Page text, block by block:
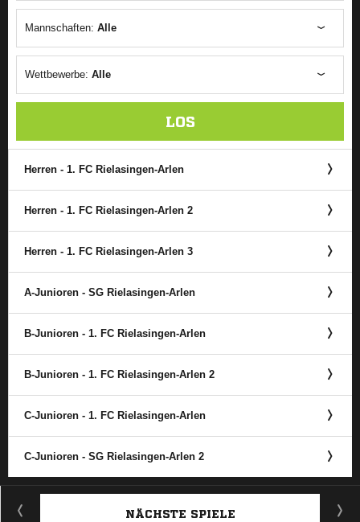
Mannschaften: Alle
Wettbewerbe: Alle
LOS
Herren - 1. FC Rielasingen-Arlen
Herren - 1. FC Rielasingen-Arlen 2
Herren - 1. FC Rielasingen-Arlen 3
A-Junioren - SG Rielasingen-Arlen
B-Junioren - 1. FC Rielasingen-Arlen
B-Junioren - 1. FC Rielasingen-Arlen 2
C-Junioren - 1. FC Rielasingen-Arlen
C-Junioren - SG Rielasingen-Arlen 2
ANZEIGE
NÄCHSTE SPIELE